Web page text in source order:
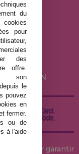
pour garantir
du
pour
des
offre.
son
le
pouvez
en
fermer.
ou de
à l'aide